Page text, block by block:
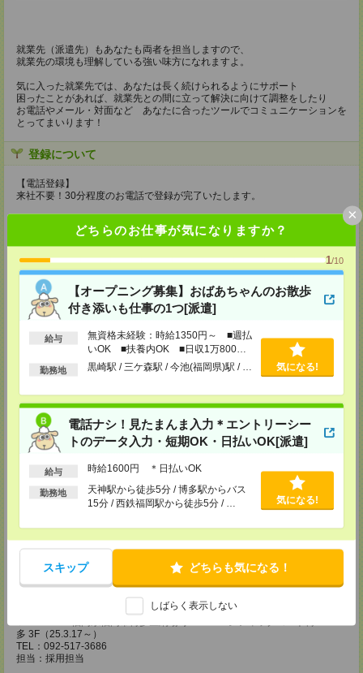
どちらのお仕事が気になりますか？
1/10
【オープニング募集】おばあちゃんのお散歩
付き添いも仕事の1つ[派遣]
給与
無資格未経験：時給1350円～ ■週払
いOK ■扶養内OK ■日収1万800円
以上
勤務地 黒崎駅 / 三ケ森駅 / 今池(福岡県)駅 / … 気になる!
電話ナシ！見たまんま入力＊エントリーシー
トのデータ入力・短期OK・日払いOK[派遣]
給与 時給1600円 ＊日払いOK
勤務地
天神駅から徒歩5分 / 博多駅からバス
15分 / 西鉄福岡駅から徒歩5分 / …
気になる!
スキップ どちらも気になる！
しばらく表示しない
×
就業先（派遣先）もあなたも両者を担当しますので、
就業先の環境も理解している強い味方になれますよ。
気に入った就業先では、あなたは長く続けられるようにサポート
困ったことがあれば、就業先との間に立って解決に向けて調整をしたり
お電話やメール・対面など あなたに合ったツールでコミュニケーションを
とってまいります！
登録について
【電話登録】
来社不要！30分程度のお電話で登録が完了いたします。
(1)WEB応募の場合
こちらからご連絡いたしますのでお待ちください。
ご応募頂いた後、案内メールをお送りしますので
内容をご確認ください。
(2)電話応募の場合
お時間のあるときにお電話にてご応募いただければ
その場で登録も可能です。
【電話登録】
電話での登録の際に、マイページ作成をいただいた旨をお伝えください。
所要時間
【電話登録】30分程度
・経験やご希望などをインタビュー
・お仕事のご紹介など
登録場所
ケアサービス鹿児島支店
TEL：099-239-1070
担当：採用担当
多 3F（25.3.17～）
TEL：092-517-3686
担当：採用担当